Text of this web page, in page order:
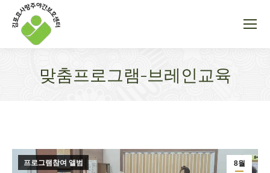
맞춤프로그램-브레인교육
8월
프로그램참여 앨범